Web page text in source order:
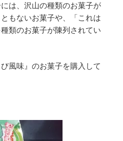
は、沢山の種類のお菓子が
もないお菓子や、「これは
類のお菓子が陳列されてい
風味』のお菓子を購入して